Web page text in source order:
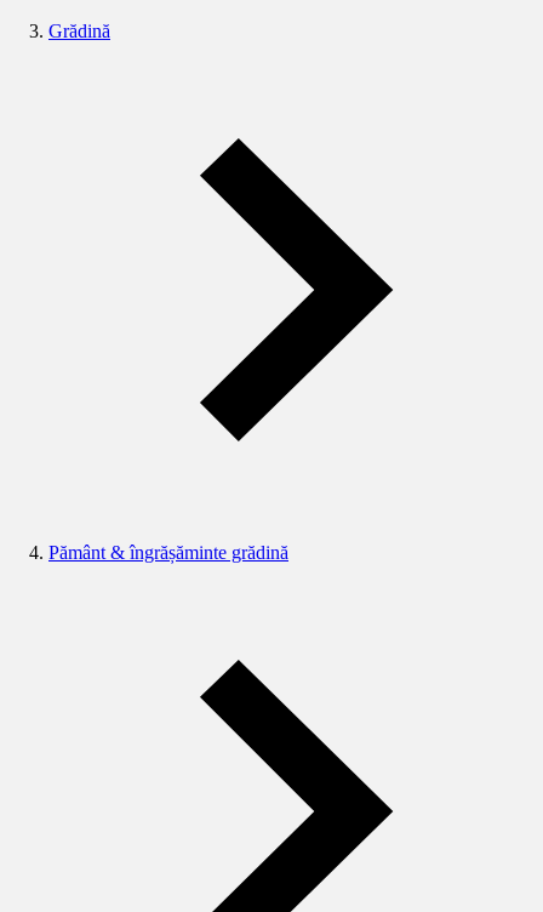
Grădină
Pământ & îngrășăminte grădină